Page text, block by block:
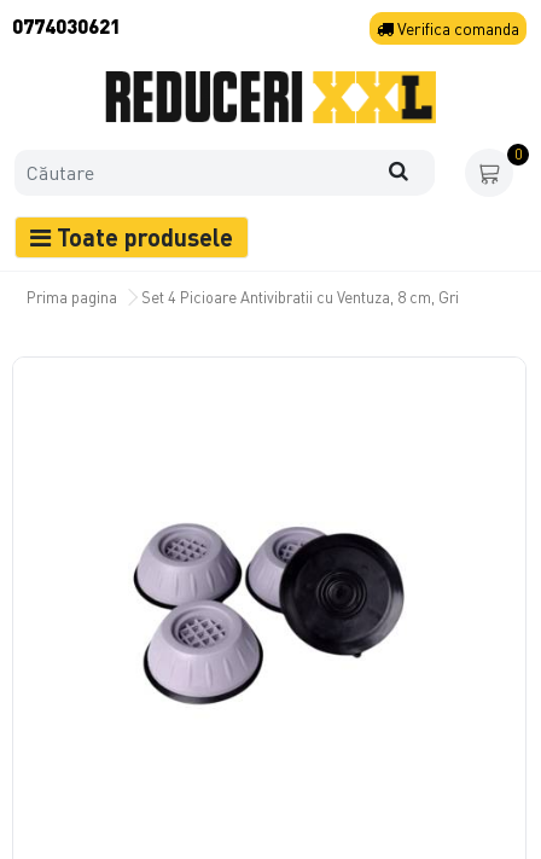
0774030621 Verifica comanda
0
Toate produsele
Prima pagina Set 4 Picioare Antivibratii cu Ventuza, 8 cm, Gri